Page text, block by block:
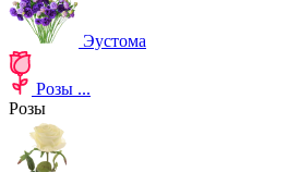
Эустома
Розы ...
Розы